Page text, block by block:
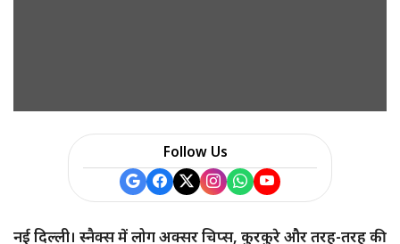
Follow Us
नई दिल्ली। स्नैक्स में लोग अक्सर चिप्स, कुरकुरे और तरह-तरह की